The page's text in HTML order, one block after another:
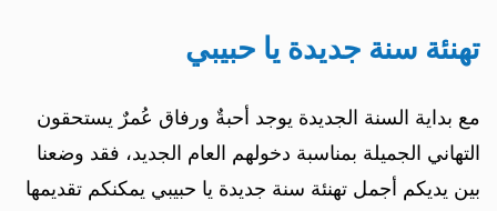
تهنئة سنة جديدة يا حبيبي
مع بداية السنة الجديدة يوجد أحبةٌ ورفاق عُمرٌ يستحقون
التهاني الجميلة بمناسبة دخولهم العام الجديد، فقد وضعنا
بين يديكم أجمل تهنئة سنة جديدة يا حبيبي يمكنكم تقديمها